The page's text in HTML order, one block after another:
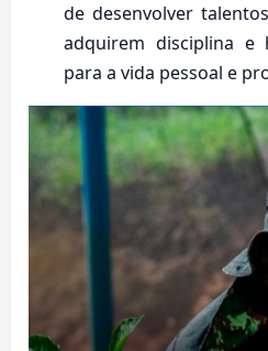
de desenvolver
adquirem disciplina e
para a vida pessoal e